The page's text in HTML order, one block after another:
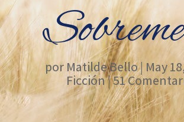
porMatilde Bello| May
Ficción|51